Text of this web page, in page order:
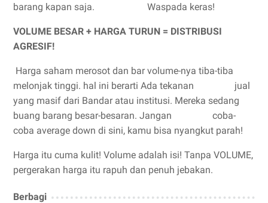
barang kapan saja. Waspada keras!
VOLUME BESAR + HARGA TURUN = DISTRIBUSI
AGRESIF!
Harga saham merosot dan bar volume-nya tiba-tiba
melonjak tinggi. hal ini berarti Ada tekanan jual
yang masif dari Bandar atau institusi. Mereka sedang
buang barang besar-besaran. Jangan coba-
coba average down di sini, kamu bisa nyangkut parah!
Harga itu cuma kulit! Volume adalah isi! Tanpa VOLUME,
pergerakan harga itu rapuh dan penuh jebakan.
Berbagi